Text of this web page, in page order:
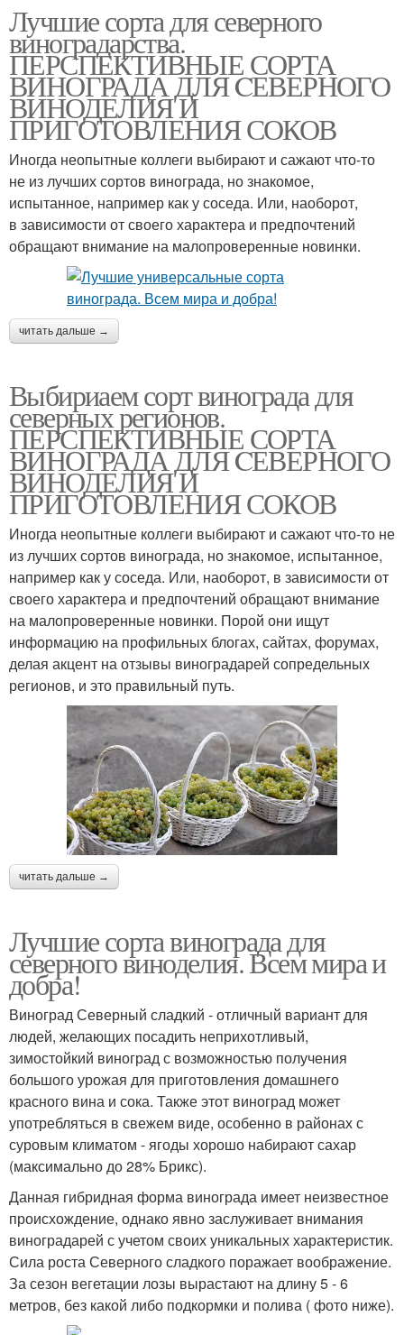
Лучшие сорта для северного
виноградарства.
ПЕРСПЕКТИВНЫЕ СОРТА
ВИНОГРАДА ДЛЯ CЕВЕРНОГО
ВИНОДЕЛИЯ И
ПРИГОТОВЛЕНИЯ СОКОВ
Иногда неопытные коллеги выбирают и сажают что-то
не из лучших сортов винограда, но знакомое,
испытанное, например как у соседа. Или, наоборот,
в зависимости от своего характера и предпочтений
обращают внимание на малопроверенные новинки.
читать дальше →
Выбириаем сорт винограда для
северных регионов.
ПЕРСПЕКТИВНЫЕ СОРТА
ВИНОГРАДА ДЛЯ CЕВЕРНОГО
ВИНОДЕЛИЯ И
ПРИГОТОВЛЕНИЯ СОКОВ
Иногда неопытные коллеги выбирают и сажают что-то не
из лучших сортов винограда, но знакомое, испытанное,
например как у соседа. Или, наоборот, в зависимости от
своего характера и предпочтений обращают внимание
на малопроверенные новинки. Порой они ищут
информацию на профильных блогах, сайтах, форумах,
делая акцент на отзывы виноградарей сопредельных
регионов, и это правильный путь.
читать дальше →
Лучшие сорта винограда для
северного виноделия. Всем мира и
добра!
Виноград Северный сладкий - отличный вариант для
людей, желающих посадить неприхотливый,
зимостойкий виноград с возможностью получения
большого урожая для приготовления домашнего
красного вина и сока. Также этот виноград может
употребляться в свежем виде, особенно в районах с
суровым климатом - ягоды хорошо набирают сахар
(максимально до 28% Брикс).
Данная гибридная форма винограда имеет неизвестное
происхождение, однако явно заслуживает внимания
виноградарей с учетом своих уникальных характеристик.
Сила роста Северного сладкого поражает воображение.
За сезон вегетации лозы вырастают на длину 5 - 6
метров, без какой либо подкормки и полива ( фото ниже).